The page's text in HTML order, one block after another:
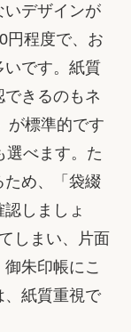
いデザインが
円程度で、お
いです。紙質
きるのもネ
が標準的です
選べます。た
ため、「袋綴
しましょ
しまい、片面
朱印帳にこ
、紙質重視で